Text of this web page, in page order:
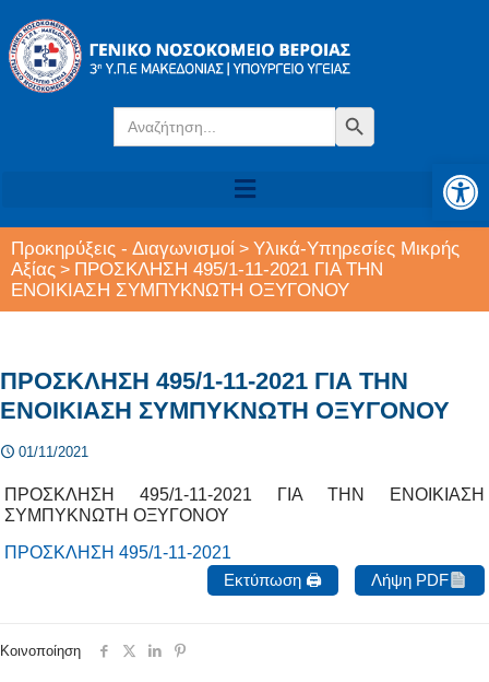
Search
for:
Search Button
Προκηρύξεις - Διαγωνισμοί > Υλικά-Υπηρεσίες Μικρής
Αξίας > ΠΡΟΣΚΛΗΣΗ 495/1-11-2021 ΓΙΑ ΤΗΝ
ΕΝΟΙΚΙΑΣΗ ΣΥΜΠΥΚΝΩΤΗ ΟΞΥΓΟΝΟΥ
ΠΡΟΣΚΛΗΣΗ 495/1-11-2021 ΓΙΑ ΤΗΝ
ΕΝΟΙΚΙΑΣΗ ΣΥΜΠΥΚΝΩΤΗ ΟΞΥΓΟΝΟΥ
01/11/2021
ΠΡΟΣΚΛΗΣΗ 495/1-11-2021 ΓΙΑ ΤΗΝ ΕΝΟΙΚΙΑΣΗ
ΣΥΜΠΥΚΝΩΤΗ ΟΞΥΓΟΝΟΥ
ΠΡΟΣΚΛΗΣΗ 495/1-11-2021
Εκτύπωση 🖨
Λήψη PDF
Κοινοποίηση